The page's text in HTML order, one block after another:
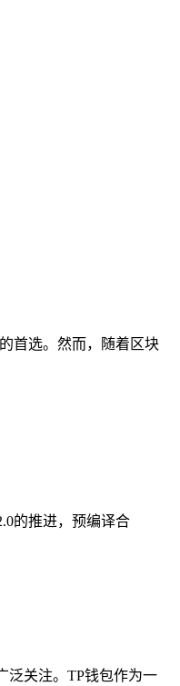
首选。然而，随着区块
的推进，预编译合
泛关注。TP钱包作为一